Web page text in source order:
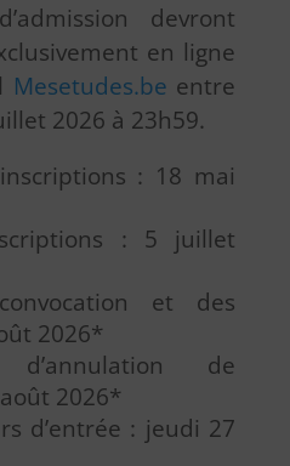
devront
en ligne
Mesetudes.be entre
2026 à 23h59.
: 18 mai
: 5 juillet
et des
2026*
de
2026*
d’entrée : jeudi 27